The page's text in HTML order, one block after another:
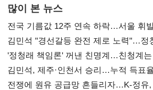
많이 본 뉴스
전국 기름값 12주 연속 하락…서울 휘
김민석 "경선갈등 완전 제로 노력"…정
사과부터"
'정청래 책임론' 꺼낸 친명계…친청계
때리기
김민석, 제주·인천서 승리…누적 득표
탈환'(종합)
전쟁에 원유 공급망 흔들리자…K-정유,